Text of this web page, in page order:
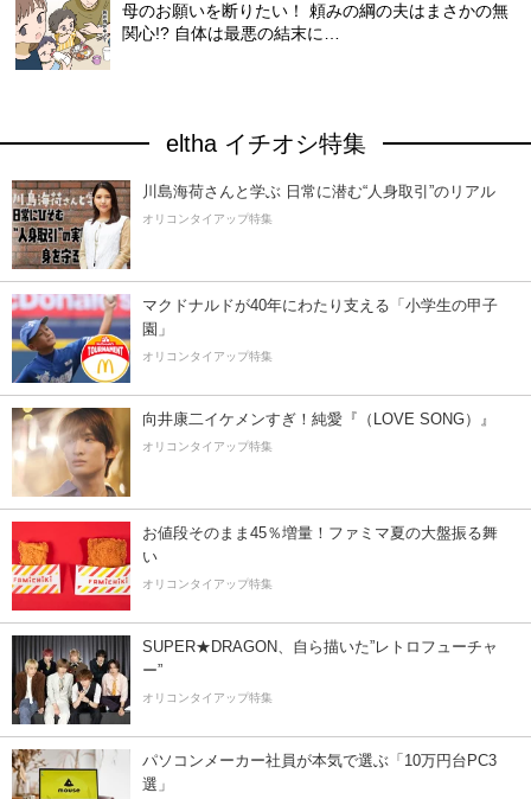
母のお願いを断りたい！ 頼みの綱の夫はまさかの無
関心!? 自体は最悪の結末に…
eltha イチオシ特集
川島海荷さんと学ぶ 日常に潜む“人身取引”のリアル
オリコンタイアップ特集
マクドナルドが40年にわたり支える「小学生の甲子
園」
オリコンタイアップ特集
向井康二イケメンすぎ！純愛『（LOVE SONG）』
オリコンタイアップ特集
お値段そのまま45％増量！ファミマ夏の大盤振る舞
い
オリコンタイアップ特集
SUPER★DRAGON、自ら描いた”レトロフューチャ
ー”
オリコンタイアップ特集
パソコンメーカー社員が本気で選ぶ「10万円台PC3
選」